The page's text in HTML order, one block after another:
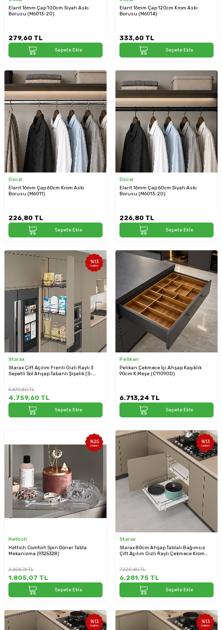
Elant 16mm Çap 100cm Siyah Askı
Borusu (M6013-20)
279,60 TL
Sepete Ekle
Elant 16mm Çap 120cm Krom Askı
Borusu (M6014)
333,60 TL
Sepete Ekle
Oscar
Elant 16mm Çap 60cm Krom Askı
Borusu (M6011)
226,80 TL
Sepete Ekle
Oscar
Elant 16mm Çap 60cm Siyah Askı
Borusu (M6013-20)
226,80 TL
Sepete Ekle
%13
İndirim
Starax
Starax Çift Açılım Frenli Gizli Raylı 3
Sepetli Sol Ahşap Tabanlı Şişelik (S-
5.470,80TL
4.759,60 TL
Sepete Ekle
Pelikan
Pelikan Çekmece İçi Ahşap Kaşıklık
90cm K.Meşe (C11090D)
6.713,24 TL
Sepete Ekle
%25
İndirim
Hettich
Hettich Comfort Spin Döner Tabla
Mekanizma (9325328)
2.406,76TL
1.805,07 TL
Sepete Ekle
%13
İndirim
Starax
Starax 80cm Ahşap Tablalı Bağımsız
Çift Açılım Gizli Raylı Çekmece Krom
7.220,40TL
6.281,75 TL
Sepete Ekle
%13
İndirim
%13
İndirim